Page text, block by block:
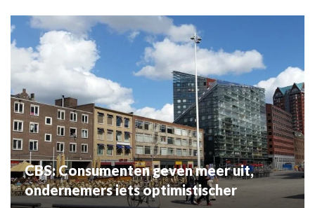
CBS: Consumenten geven meer uit,
ondernemers iets optimistischer